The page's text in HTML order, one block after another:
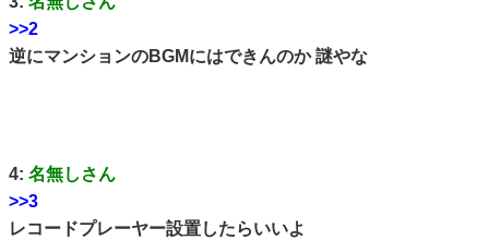
>>2
逆にマンションのBGMにはできんのか 謎やな
4: 名無しさん
>>3
レコードプレーヤー設置したらいいよ